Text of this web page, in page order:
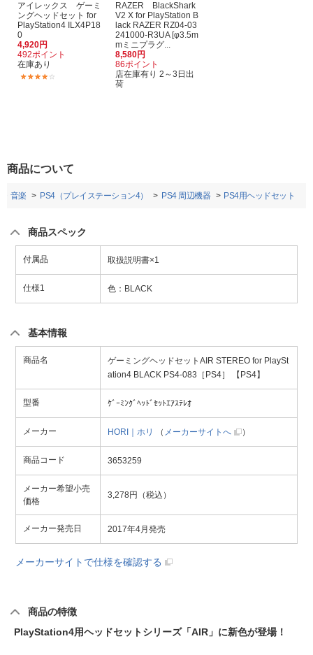
アイレックス ゲーミ
ングヘッドセット for
PlayStation4 ILX4P18
0
4,920円
492ポイント
在庫あり
RAZER BlackShark
V2 X for PlayStation B
lack RAZER RZ04-03
241000-R3UA [φ3.5m
mミニプラグ...
8,580円
86ポイント
店在庫有り 2～3日出
荷
商品について
・音楽 PS4（プレイステーション4） PS4 周辺機器 PS4用ヘッドセット
商品スペック
付属品 取扱説明書×1
仕様1 色：BLACK
基本情報
商品名
ゲーミングヘッドセットAIR STEREO for PlaySt
ation4 BLACK PS4-083［PS4］ 【PS4】
型番 ｹﾞｰﾐﾝｸﾞﾍｯﾄﾞｾｯﾄｴｱｽﾃﾚｵ
メーカー HORI｜ホリ （ メーカーサイトへ ）
商品コード 3653259
メーカー希望小売
価格
3,278円（税込）
メーカー発売日 2017年4月発売
メーカーサイトで仕様を確認する
商品の特徴
PlayStation4用ヘッドセットシリーズ「AIR」に新色が登場！